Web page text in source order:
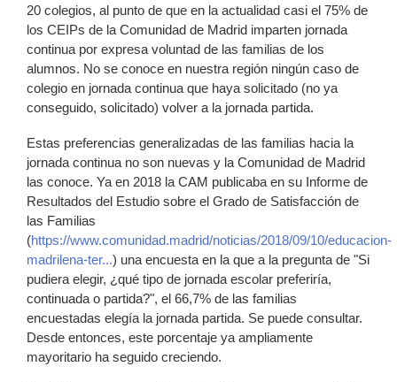
20 colegios, al punto de que en la actualidad casi el 75% de
los CEIPs de la Comunidad de Madrid imparten jornada
continua por expresa voluntad de las familias de los
alumnos. No se conoce en nuestra región ningún caso de
colegio en jornada continua que haya solicitado (no ya
conseguido, solicitado) volver a la jornada partida.
Estas preferencias generalizadas de las familias hacia la
jornada continua no son nuevas y la Comunidad de Madrid
las conoce. Ya en 2018 la CAM publicaba en su Informe de
Resultados del Estudio sobre el Grado de Satisfacción de
las Familias
(https://www.comunidad.madrid/noticias/2018/09/10/educacion-
madrilena-ter...) una encuesta en la que a la pregunta de "Si
pudiera elegir, ¿qué tipo de jornada escolar preferiría,
continuada o partida?", el 66,7% de las familias
encuestadas elegía la jornada partida. Se puede consultar.
Desde entonces, este porcentaje ya ampliamente
mayoritario ha seguido creciendo.